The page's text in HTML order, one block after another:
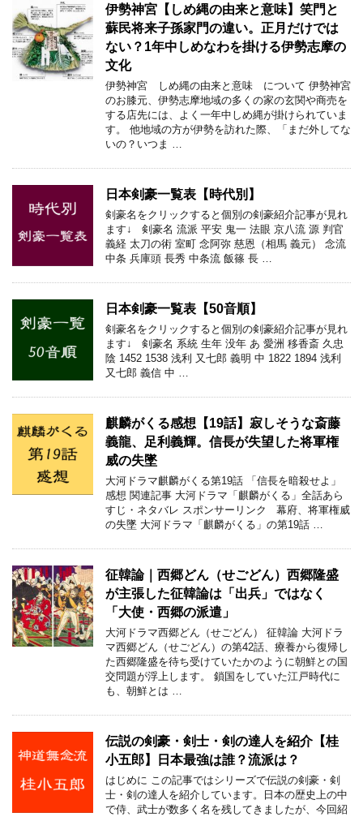
伊勢神宮【しめ縄の由来と意味】笑門と
蘇民将来子孫家門の違い。正月だけでは
ない？1年中しめなわを掛ける伊勢志摩の
文化
伊勢神宮 しめ縄の由来と意味 について 伊勢神宮
のお膝元、伊勢志摩地域の多くの家の玄関や商売を
する店先には、よく一年中しめ縄が掛けられていま
す。 他地域の方が伊勢を訪れた際、「まだ外してな
いの？いつま …
日本剣豪一覧表【時代別】
剣豪名をクリックすると個別の剣豪紹介記事が見れ
ます↓ 剣豪名 流派 平安 鬼一 法眼 京八流 源 判官
義経 太刀の術 室町 念阿弥 慈恩（相馬 義元） 念流
中条 兵庫頭 長秀 中条流 飯篠 長 …
日本剣豪一覧表【50音順】
剣豪名をクリックすると個別の剣豪紹介記事が見れ
ます↓ 剣豪名 系統 生年 没年 あ 愛洲 移香斎 久忠
陰 1452 1538 浅利 又七郎 義明 中 1822 1894 浅利
又七郎 義信 中 …
麒麟がくる感想【19話】寂しそうな斎藤
義龍、足利義輝。信長が失望した将軍権
威の失墜
大河ドラマ麒麟がくる第19話 「信長を暗殺せよ」
感想 関連記事 大河ドラマ「麒麟がくる」全話あら
すじ・ネタバレ スポンサーリンク 幕府、将軍権威
の失墜 大河ドラマ「麒麟がくる」の第19話 …
征韓論｜西郷どん（せごどん）西郷隆盛
が主張した征韓論は「出兵」ではなく
「大使・西郷の派遣」
大河ドラマ西郷どん（せごどん） 征韓論 大河ドラ
マ西郷どん（せごどん）の第42話、療養から復帰し
た西郷隆盛を待ち受けていたかのように朝鮮との国
交問題が浮上します。 鎖国をしていた江戸時代に
も、朝鮮とは …
伝説の剣豪・剣士・剣の達人を紹介【桂
小五郎】日本最強は誰？流派は？
はじめに この記事ではシリーズで伝説の剣豪・剣
士・剣の達人を紹介しています。日本の歴史上の中
で侍、武士が数多く名を残してきましたが、今回紹